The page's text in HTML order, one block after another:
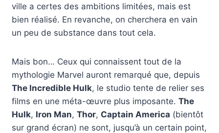
ville a certes des ambitions limitées, mais est
bien réalisé. En revanche, on cherchera en vain
un peu de substance dans tout cela.
Mais bon… Ceux qui connaissent tout de la
mythologie Marvel auront remarqué que, depuis
The Incredible Hulk, le studio tente de relier ses
films en une méta-œuvre plus imposante. The
Hulk, Iron Man, Thor, Captain America (bientôt
sur grand écran) ne sont, jusqu’à un certain point,